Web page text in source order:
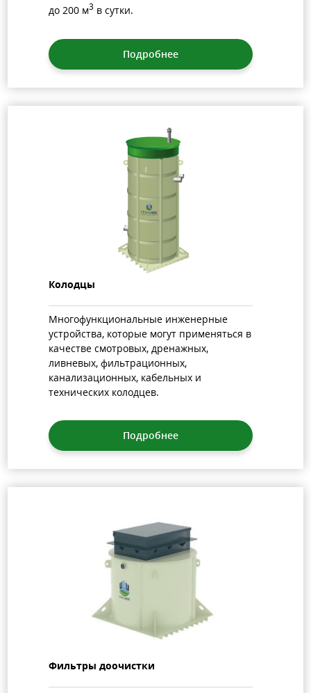
до 200 м3в сутки.
Подробнее
Колодцы
Многофункциональные инженерные
устройства, которые могут применяться в
качестве смотровых, дренажных,
ливневых, фильтрационных,
канализационных, кабельных и
технических колодцев.
Подробнее
Фильтры доочистки